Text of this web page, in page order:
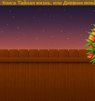
Книга Тайная жизнь, или Дневник